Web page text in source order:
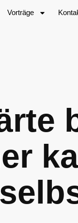
Vorträge